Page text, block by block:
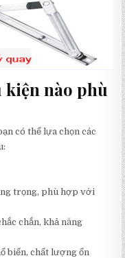
kiện nào phù
có thể lựa chọn các
trọng, phù hợp với
chắn, khả năng
biến, chất lượng ổn